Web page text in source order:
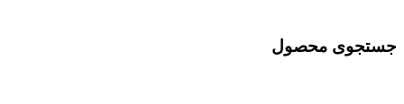
جستجوی محصول